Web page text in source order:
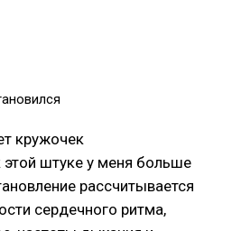
кружочек
этой штуке у меня больше
рассчитывается
сердечного ритма,